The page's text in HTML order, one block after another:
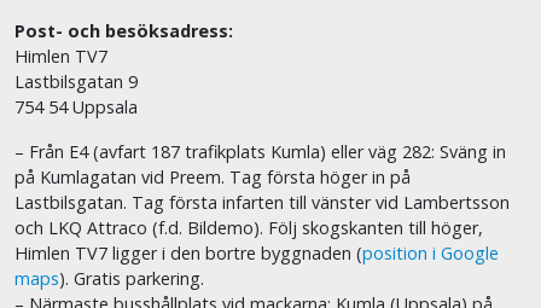
Post- och besöksadress:
Himlen TV7
Lastbilsgatan 9
754 54 Uppsala
– Från E4 (avfart 187 trafikplats Kumla) eller väg 282: Sväng in
på Kumlagatan vid Preem. Tag första höger in på
Lastbilsgatan. Tag första infarten till vänster vid Lambertsson
och LKQ Attraco (f.d. Bildemo). Följ skogskanten till höger,
Himlen TV7 ligger i den bortre byggnaden (position i Google
maps). Gratis parkering.